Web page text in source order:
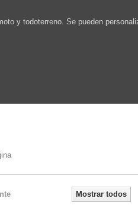
y todoterreno. Se pueden
Mostrar todos